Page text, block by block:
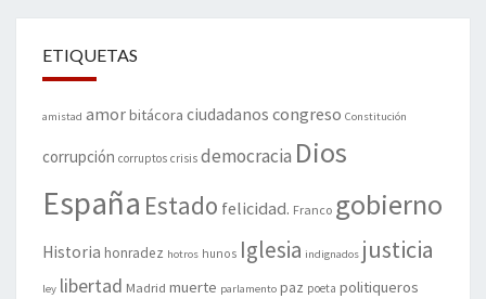
ETIQUETAS
amistad amorbitácora ciudadanos congreso Constitución
corrupción corruptos crisis democracia Dios
España Estado felicidad. Franco gobierno
Historia honradez hotros hunos Iglesia indignados justicia
ley libertad Madrid muerte parlamento paz poeta politiqueros